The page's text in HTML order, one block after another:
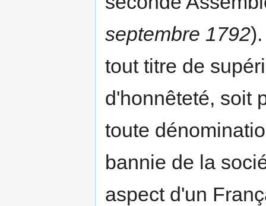
septembre 1792
tout titre de
d'honnêteté, soit
toute
bannie de la
aspect d'un